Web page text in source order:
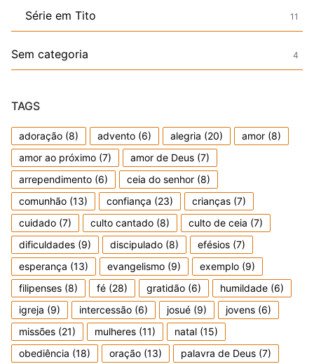
Série em Tito 11
Sem categoria 4
TAGS
adoração (8) advento (6) alegria (20) amor (8)
amor ao próximo (7) amor de Deus (7)
arrependimento (6) ceia do senhor (8)
comunhão (13) confiança (23) crianças (7)
cuidado (7) culto cantado (8) culto de ceia (7)
dificuldades (9) discipulado (8) efésios (7)
esperança (13) evangelismo (9) exemplo (9)
filipenses (8) fé (28) gratidão (6) humildade (6)
igreja (9) intercessão (6) josué (9) jovens (6)
missões (21) mulheres (11) natal (15)
obediência (18) oração (13) palavra de Deus (7)